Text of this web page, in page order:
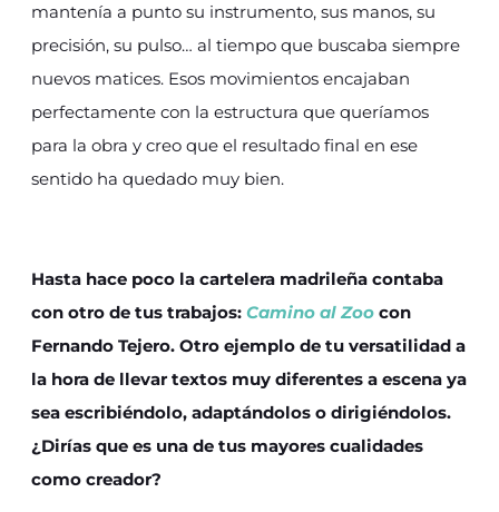
mantenía a punto su instrumento, sus manos, su
precisión, su pulso… al tiempo que buscaba siempre
nuevos matices. Esos movimientos encajaban
perfectamente con la estructura que queríamos
para la obra y creo que el resultado final en ese
sentido ha quedado muy bien.
Hasta hace poco la cartelera madrileña contaba
con otro de tus trabajos: Camino al Zoo con
Fernando Tejero. Otro ejemplo de tu versatilidad a
la hora de llevar textos muy diferentes a escena ya
sea escribiéndolo, adaptándolos o dirigiéndolos.
¿Dirías que es una de tus mayores cualidades
como creador?